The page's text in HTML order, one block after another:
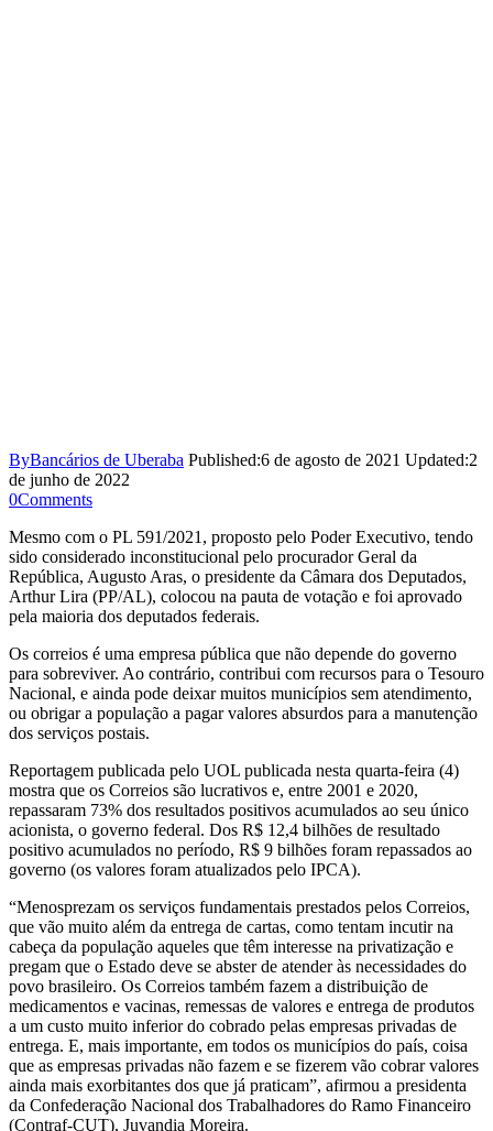
ByBancários de Uberaba Published:6 de agosto de 2021 Updated:2
de junho de 2022
0Comments
Mesmo com o PL 591/2021, proposto pelo Poder Executivo, tendo
sido considerado inconstitucional pelo procurador Geral da
República, Augusto Aras, o presidente da Câmara dos Deputados,
Arthur Lira (PP/AL), colocou na pauta de votação e foi aprovado
pela maioria dos deputados federais.
Os correios é uma empresa pública que não depende do governo
para sobreviver. Ao contrário, contribui com recursos para o Tesouro
Nacional, e ainda pode deixar muitos municípios sem atendimento,
ou obrigar a população a pagar valores absurdos para a manutenção
dos serviços postais.
Reportagem publicada pelo UOL publicada nesta quarta-feira (4)
mostra que os Correios são lucrativos e, entre 2001 e 2020,
repassaram 73% dos resultados positivos acumulados ao seu único
acionista, o governo federal. Dos R$ 12,4 bilhões de resultado
positivo acumulados no período, R$ 9 bilhões foram repassados ao
governo (os valores foram atualizados pelo IPCA).
“Menosprezam os serviços fundamentais prestados pelos Correios,
que vão muito além da entrega de cartas, como tentam incutir na
cabeça da população aqueles que têm interesse na privatização e
pregam que o Estado deve se abster de atender às necessidades do
povo brasileiro. Os Correios também fazem a distribuição de
medicamentos e vacinas, remessas de valores e entrega de produtos
a um custo muito inferior do cobrado pelas empresas privadas de
entrega. E, mais importante, em todos os municípios do país, coisa
que as empresas privadas não fazem e se fizerem vão cobrar valores
ainda mais exorbitantes dos que já praticam”, afirmou a presidenta
da Confederação Nacional dos Trabalhadores do Ramo Financeiro
(Contraf-CUT), Juvandia Moreira.